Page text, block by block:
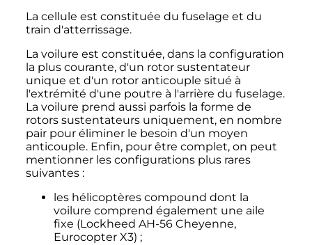
La cellule est constituée du fuselage et du
train d'atterrissage.
La voilure est constituée, dans la configuration
la plus courante, d'un rotor sustentateur
unique et d'un rotor anticouple situé à
l'extrémité d'une poutre à l'arrière du fuselage.
La voilure prend aussi parfois la forme de
rotors sustentateurs uniquement, en nombre
pair pour éliminer le besoin d'un moyen
anticouple. Enfin, pour être complet, on peut
mentionner les configurations plus rares
suivantes :
les hélicoptères compound dont la
voilure comprend également une aile
fixe (Lockheed AH-56 Cheyenne,
Eurocopter X3) ;